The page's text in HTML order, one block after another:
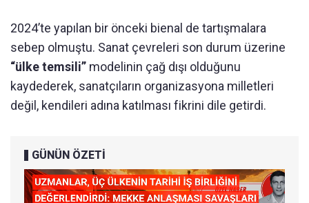
2024’te yapılan bir önceki bienal de tartışmalara
sebep olmuştu. Sanat çevreleri son durum üzerine
“ülke temsili” modelinin çağ dışı olduğunu
kaydederek, sanatçıların organizasyona milletleri
değil, kendileri adına katılması fikrini dile getirdi.
GÜNÜN ÖZETİ